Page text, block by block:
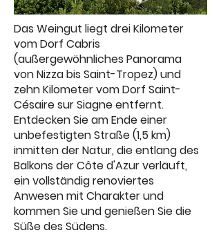
Das Weingut liegt drei Kilometer
vom Dorf Cabris
(außergewöhnliches Panorama
von Nizza bis Saint-Tropez) und
zehn Kilometer vom Dorf Saint-
Césaire sur Siagne entfernt.
Entdecken Sie am Ende einer
unbefestigten Straße (1,5 km)
inmitten der Natur, die entlang des
Balkons der Côte d'Azur verläuft,
ein vollständig renoviertes
Anwesen mit Charakter und
kommen Sie und genießen Sie die
Süße des Südens.